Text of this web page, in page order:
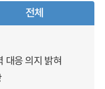
전체
대응 의지 밝혀